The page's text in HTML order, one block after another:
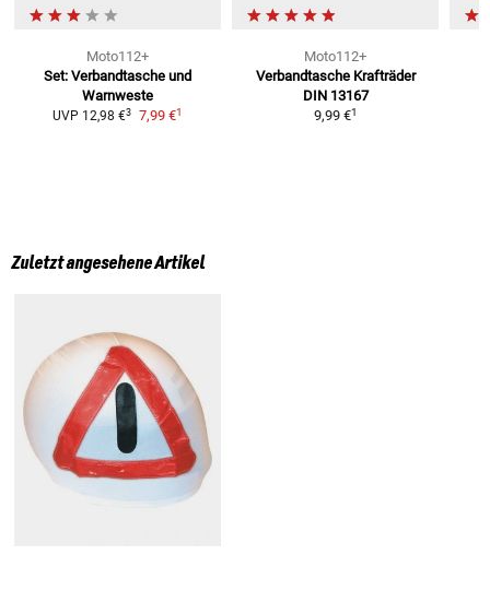
Moto112+
Set: Verbandtasche und
Warnweste
UVP 12,98 €3 7,99 €1
Moto112+
Verbandtasche Krafträder
DIN 13167
9,99 €1
Zuletzt angesehene Artikel